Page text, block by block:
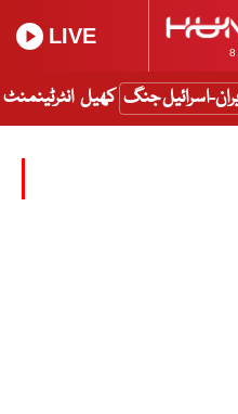
8
LIVE
اسرائیل جنگ کھیل انٹرٹینمنٹ